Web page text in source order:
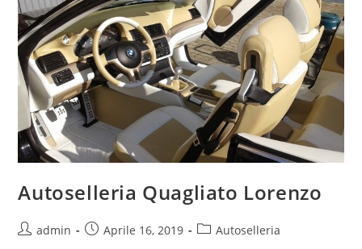
Autoselleria Quagliato Lorenzo
admin Aprile 16, 2019 Autoselleria